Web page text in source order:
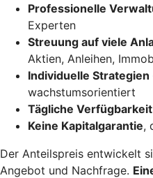
Professionelle
Experten
Streuung auf viele
Aktien, Anleihen,
Individuelle Strategien
wachstumsorientiert
Tägliche Verfügbarkeit
Keine Kapitalgarantie,
Der Anteilspreis entwickelt
Angebot und Nachfrage.